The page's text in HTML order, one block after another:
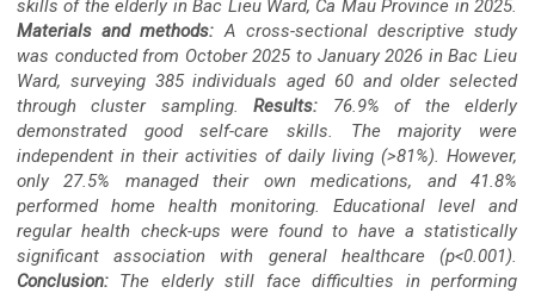
skills of the elderly in Bac Lieu Ward, Ca Mau Province in 2025.
Materials and methods: A cross-sectional descriptive study
was conducted from October 2025 to January 2026 in Bac Lieu
Ward, surveying 385 individuals aged 60 and older selected
through cluster sampling.Results: 76.9% of the elderly
demonstrated good self-care skills. The majority were
independent in their activities of daily living (>81%). However,
only 27.5% managed their own medications, and 41.8%
performed home health monitoring. Educational level and
regular health check-ups were found to have a statistically
significant association with general healthcare (p<0.001).
Conclusion: The elderly still face difficulties in performing